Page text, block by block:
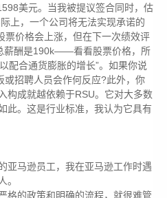
美元。当我被提议签合同时，估
上，一个公司将无法实现承诺的
票价格会上涨，但在下一次绩效评
薪酬是190k——看看股票价格，所
配合通货膨胀的增长”。如果你说
或招聘人员会作何反应?此外，你
构成就越依赖于RSU。它对大多数
此。这是行业标准，我认为它具有
亚马逊员工，我在亚马逊工作时遇
。
格的政策和明确的流程，就很难管